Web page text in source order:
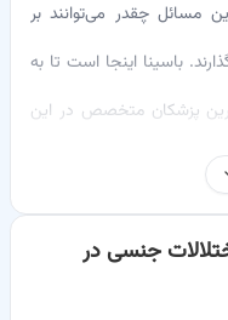
مسائل چقدر می‌توانند بر
باسینا اینجا است تا به
پزشکان متخصص در این
مشاوره اینترنتی یا
آوردن بستری امن و راحت،
کرده‌ایم تا بتوانید در
جنسی در